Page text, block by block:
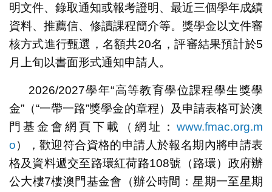
明文件、錄取通知或報考證明、最近三個學年成績
資料、推薦信、修讀課程簡介等。獎學金以文件審
核方式進行甄選，名額共20名，評審結果預計於5
月上旬以書面形式通知申請人。
2026/2027學年“高等教育學位課程學生獎學
金”（“一帶一路”獎學金的章程）及申請表格可於澳
門基金會網頁下載（網址：www.fmac.org.m
o），歡迎符合資格的申請人於報名期內將申請表
格及資料遞交至路環紅荷路108號（路環）政府辦
公大樓7樓澳門基金會（辦公時間：星期一至星期